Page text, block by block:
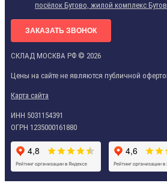
посёлок Бутово, жилой комплекс
ЗАКАЗАТЬ ЗВОНОК
СКЛАД МОСКВА РФ © 2026
Цены на сайте не являются публичной
Карта сайта
ИНН 5031154391
ОГРН 1235000161880